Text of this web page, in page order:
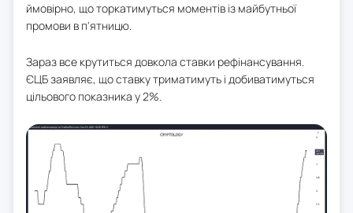
ймовірно, що торкатимуться моментів із майбутньої
промови в п'ятницю.
Зараз все крутиться довкола ставки рефінансування.
ЄЦБ заявляє, що ставку триматимуть і добиватимуться
цільового показника у 2%.